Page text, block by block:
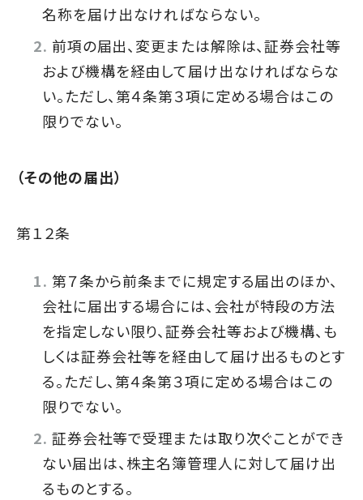
名称を届け出なければならない。
前項の届出、変更または解除は、証券会社等
および機構を経由して届け出なければならな
い。ただし、第４条第３項に定める場合はこの
限りでない。
（その他の届出）
第１２条
第７条から前条までに規定する届出のほか、
会社に届出する場合には、会社が特段の方法
を指定しない限り、証券会社等および機構、も
しくは証券会社等を経由して届け出るものとす
る。ただし、第４条第３項に定める場合はこの
限りでない。
証券会社等で受理または取り次ぐことができ
ない届出は、株主名簿管理人に対して届け出
るものとする。